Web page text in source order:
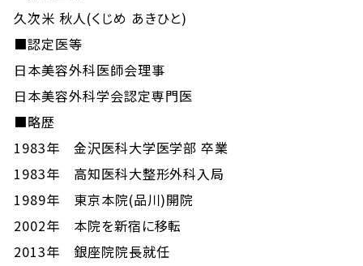
久次米 秋人(くじめ あきひと)
■認定医等
日本美容外科医師会理事
日本美容外科学会認定専門医
■略歴
1983年 金沢医科大学医学部 卒業
1983年 高知医科大整形外科入局
1989年 東京本院(品川)開院
2002年 本院を新宿に移転
2013年 銀座院院長就任